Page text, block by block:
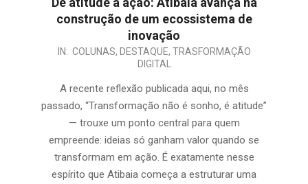
construção de um ecossistema de
inovação
IN: COLUNAS, DESTAQUE, TRASFORMAÇÃO
DIGITAL
A recente reflexão publicada aqui, no mês
passado, “Transformação não é sonho, é atitude”
— trouxe um ponto central para quem
empreende: ideias só ganham valor quando se
transformam em ação. É exatamente nesse
espírito que Atibaia começa a estruturar uma